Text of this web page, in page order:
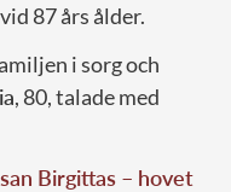
87 års ålder.
i sorg och
, 80, talade med
Birgittas – hovet